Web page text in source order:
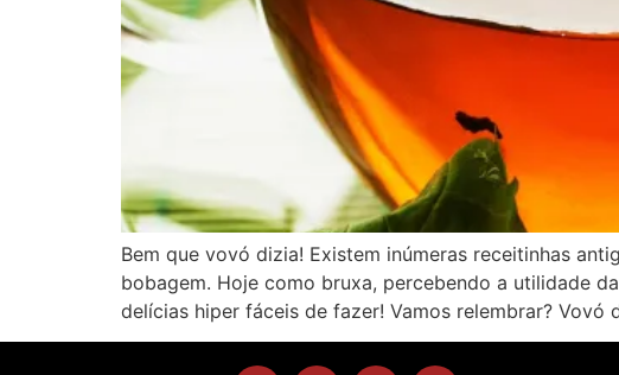
Bem que vovó dizia! Existem inúmeras receitinhas
bobagem. Hoje como bruxa, percebendo a utilidade
delícias hiper fáceis de fazer! Vamos relembrar? Vovó